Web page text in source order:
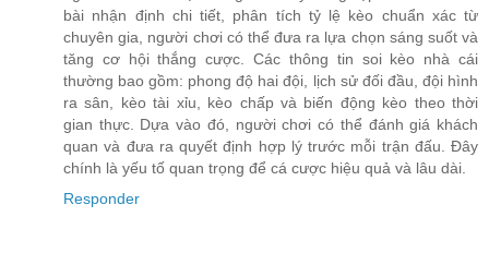
bài nhận định chi tiết, phân tích tỷ lệ kèo chuẩn xác từ
chuyên gia, người chơi có thể đưa ra lựa chọn sáng suốt và
tăng cơ hội thắng cược. Các thông tin soi kèo nhà cái
thường bao gồm: phong độ hai đội, lịch sử đối đầu, đội hình
ra sân, kèo tài xỉu, kèo chấp và biến động kèo theo thời
gian thực. Dựa vào đó, người chơi có thể đánh giá khách
quan và đưa ra quyết định hợp lý trước mỗi trận đấu. Đây
chính là yếu tố quan trọng để cá cược hiệu quả và lâu dài.
Responder